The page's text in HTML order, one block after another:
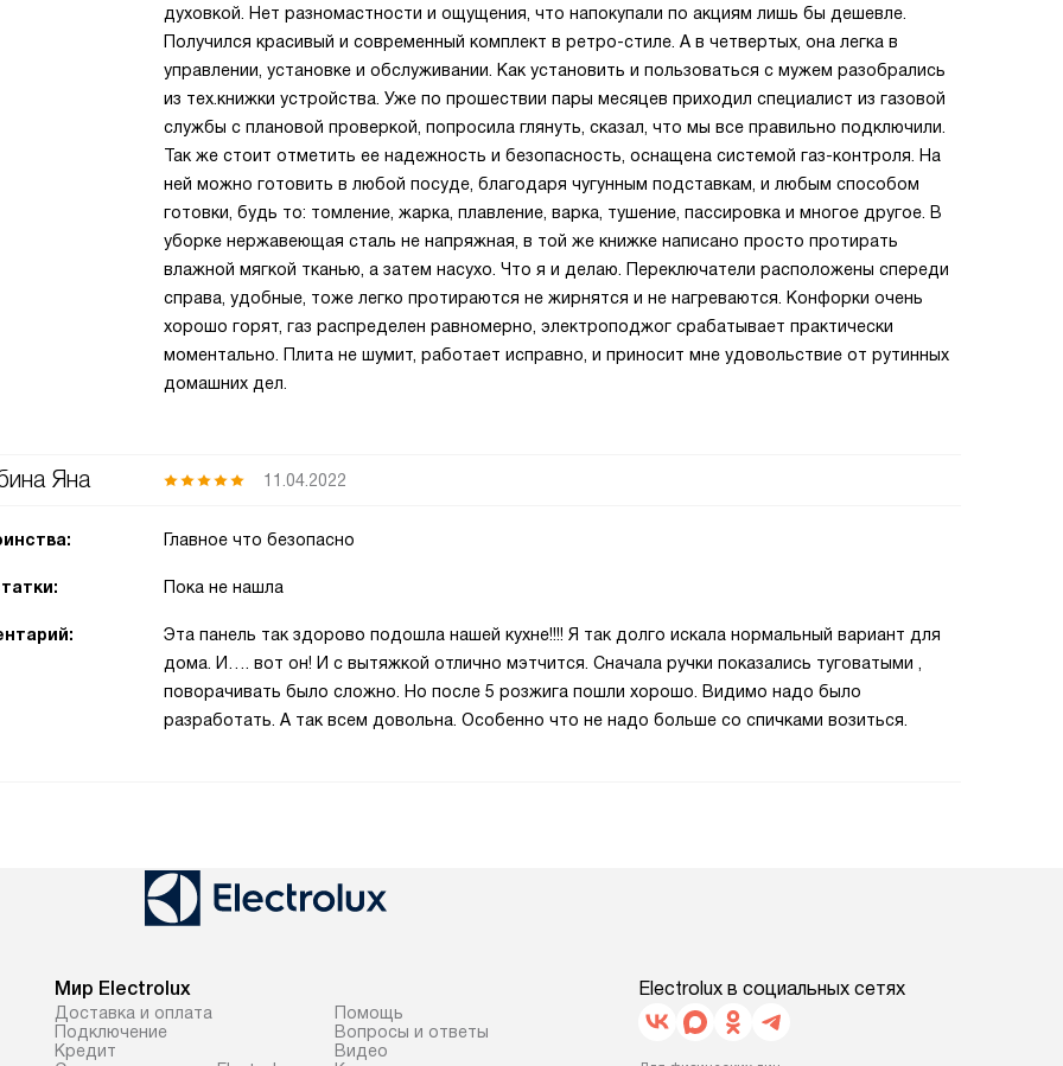
духовкой. Нет разномастности и ощущения, что напокупали по акциям лишь бы дешевле.
Получился красивый и современный комплект в ретро-стиле. А в четвертых, она легка в
управлении, установке и обслуживании. Как установить и пользоваться с мужем разобрались
из тех.книжки устройства. Уже по прошествии пары месяцев приходил специалист из газовой
службы с плановой проверкой, попросила глянуть, сказал, что мы все правильно подключили.
Так же стоит отметить ее надежность и безопасность, оснащена системой газ-контроля. На
ней можно готовить в любой посуде, благодаря чугунным подставкам, и любым способом
готовки, будь то: томление, жарка, плавление, варка, тушение, пассировка и многое другое. В
уборке нержавеющая сталь не напряжная, в той же книжке написано просто протирать
влажной мягкой тканью, а затем насухо. Что я и делаю. Переключатели расположены спереди
справа, удобные, тоже легко протираются не жирнятся и не нагреваются. Конфорки очень
хорошо горят, газ распределен равномерно, электроподжог срабатывает практически
моментально. Плита не шумит, работает исправно, и приносит мне удовольствие от рутинных
домашних дел.
Яна 11.04.2022
Главное что безопасно
Пока не нашла
Эта панель так здорово подошла нашей кухне!!!! Я так долго искала нормальный вариант для
дома. И…. вот он! И с вытяжкой отлично мэтчится. Сначала ручки показались туговатыми ,
поворачивать было сложно. Но после 5 розжига пошли хорошо. Видимо надо было
разработать. А так всем довольна. Особенно что не надо больше со спичками возиться.
Мир Electrolux
Доставка и оплата
Подключение
Кредит
Помощь
Вопросы и ответы
Видео
Electrolux в социальных сетях